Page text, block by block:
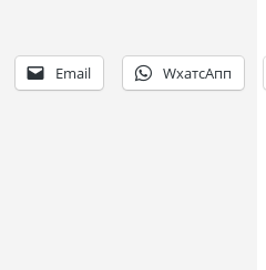
Email WхатсАпп